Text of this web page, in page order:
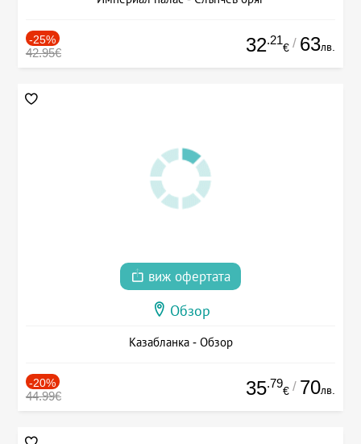
-25%
42.95€ 32.21
€ / 63лв.
виж офертата
Обзор
Казабланка - Обзор
-20%
44.99€ 35.79
€ / 70лв.